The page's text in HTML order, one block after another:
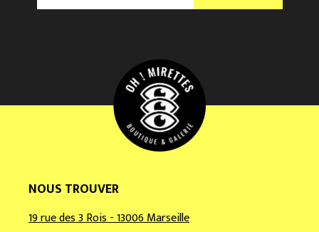
r
l
NOUS TROUVER
19 rue des 3 Rois - 13006 Marseille